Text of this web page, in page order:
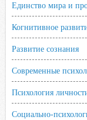
Единство мира и
Когнитивное
Развитие сознания
Современные
Психология
Социально-